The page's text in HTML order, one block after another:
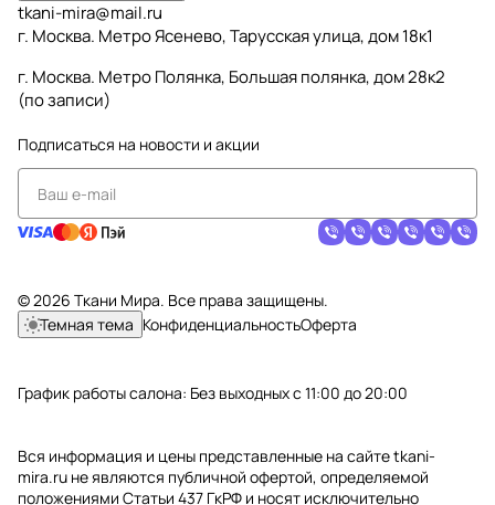
tkani-mira@mail.ru
г. Москва. Метро Ясенево, Тарусская улица, дом 18к1
г. Москва. Метро Полянка, Большая полянка, дом 28к2
(по записи)
Подписаться на новости и акции
© 2026 Ткани Мира. Все права защищены.
Темная тема КонфиденциальностьОферта
График работы салона: Без выходных с 11:00 до 20:00
Вся информация и цены представленные на сайте tkani-
mira.ru не являются публичной офертой, определяемой
положениями Статьи 437 ГкРФ и носят исключительно